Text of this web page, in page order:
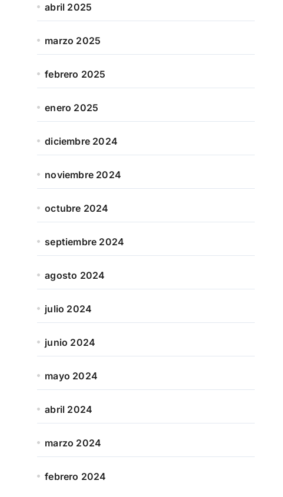
abril 2025
marzo 2025
febrero 2025
enero 2025
diciembre 2024
noviembre 2024
octubre 2024
septiembre 2024
agosto 2024
julio 2024
junio 2024
mayo 2024
abril 2024
marzo 2024
febrero 2024